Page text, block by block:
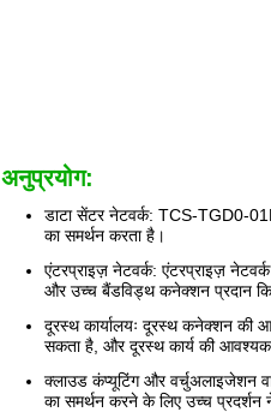
अनुप्रयोग:
डाटा सेंटर नेटवर्क: TCS-TGD0-
का समर्थन करता है।
एंटरप्राइज़ नेटवर्क: एंटरप्राइज़
और उच्च बैंडविड्थ कनेक्शन प्रदान
दूरस्थ कार्यालयः दूरस्थ कनेक्शन की
सकता है, और दूरस्थ कार्य की
क्लाउड कंप्यूटिंग और वर्चुअलाइजेशन
का समर्थन करने के लिए उच्च प्रदर्शन